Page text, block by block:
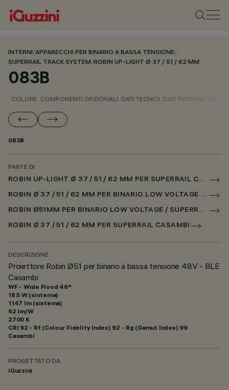
INTERNI/APPARECCHI PER BINARIO A BASSA TENSIONE/
SUPERRAIL TRACK SYSTEM/ROBIN UP-LIGHT Ø 37 / 51 / 62 MM
083B
COLORE COMPONENTI OPZIONALI DATI TECNICI DATI FOTOMETRICI
083B
PARTE DI
ROBIN UP-LIGHT Ø 37 / 51 / 62 MM PER SUPERRAIL CASAMBI
ROBIN Ø 37 / 51 / 62 MM PER BINARIO LOW VOLTAGE CASAMBI
ROBIN Ø51MM PER BINARIO LOW VOLTAGE / SUPERRAIL
ROBIN Ø 37 / 51 / 62 MM PER SUPERRAIL CASAMBI
DESCRIZIONE
Proiettore Robin Ø51 per binario a bassa tensione 48V - BLE
Casambi
WF - Wide Flood 46°
18.5 W (sistema)
1147 lm (sistema)
62 lm/W
2700 K
CRI 92 - Rf (Colour Fidelity Index) 92 - Rg (Gamut Index) 99
Casambi
PROGETTATO DA
iGuzzini